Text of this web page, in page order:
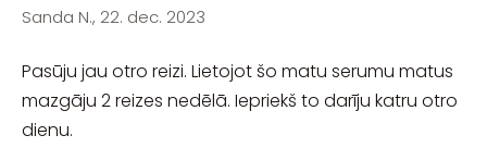
Sanda N., 22. dec. 2023
Pasūju jau otro reizi. Lietojot šo matu serumu matus
mazgāju 2 reizes nedēlā. Iepriekš to darīju katru otro
dienu.